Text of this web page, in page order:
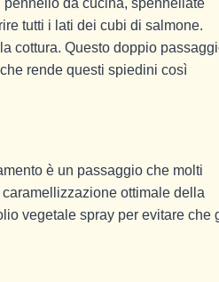
tutti i lati dei cubi di salmone.
cottura. Questo doppio
rende questi spiedini così
è un passaggio che molti
ottimale della
vegetale spray per evitare che